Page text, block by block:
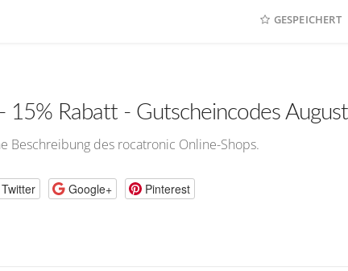
GESPEICHERT
15% Rabatt - Gutscheincodes
Beschreibung des rocatronic Online-Shops.
Twitter Google+ Pinterest